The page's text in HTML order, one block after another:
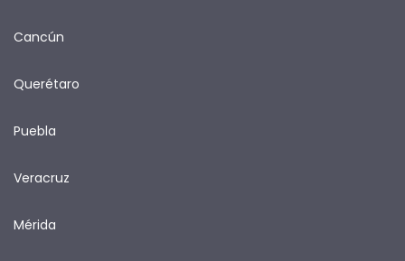
Cancún
Querétaro
Puebla
Veracruz
Mérida